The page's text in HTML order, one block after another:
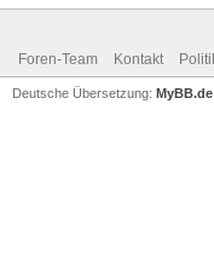
Foren-Team Kontakt
Deutsche Übersetzung: MyBB.de